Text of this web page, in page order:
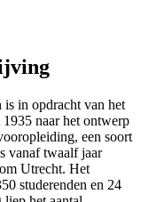
in opdracht van het
naar het ontwerp
een soort
vanaf twaalf jaar
Utrecht. Het
studerenden en 24